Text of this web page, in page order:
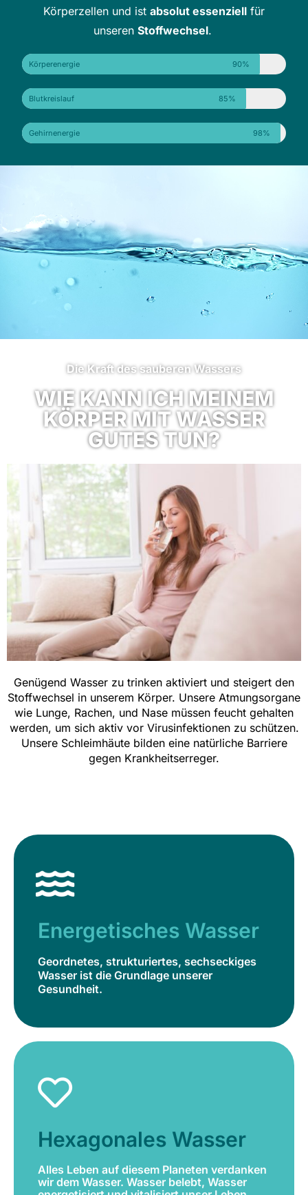
Körperzellen und ist absolut essenziell für
unseren Stoffwechsel.
Körperenergie 90%
Blutkreislauf 85%
Gehirnenergie 98%
Die Kraft des sauberen Wassers
WIE KANN ICH MEINEM
KÖRPER MIT WASSER
GUTES TUN?
Genügend Wasser zu trinken aktiviert und steigert den
Stoffwechsel in unserem Körper. Unsere Atmungsorgane
wie Lunge, Rachen, und Nase müssen feucht gehalten
werden, um sich aktiv vor Virusinfektionen zu schützen.
Unsere Schleimhäute bilden eine natürliche Barriere
gegen Krankheitserreger.
Energetisches Wasser
Geordnetes, strukturiertes, sechseckiges
Wasser ist die Grundlage unserer
Gesundheit.
Energetisches Wasser
Wasser ist die Grundlage unserer
Gesundheit.
Jetzt bestellen
Hexagonales Wasser
Alles Leben auf diesem Planeten verdanken
wir dem Wasser. Wasser belebt, Wasser
wir dem Wasser. Wasser belebt, Wasser
energetisiert und vitalisiert unser Leben.
Jetzt bestellen